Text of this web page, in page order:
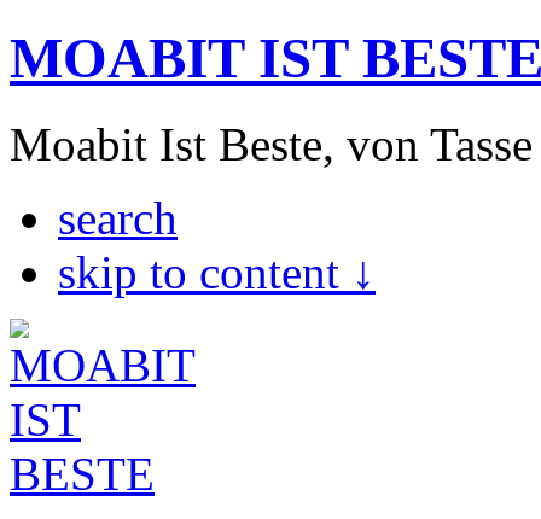
MOABIT IST
Moabit Ist Beste, von
search
skip to content ↓